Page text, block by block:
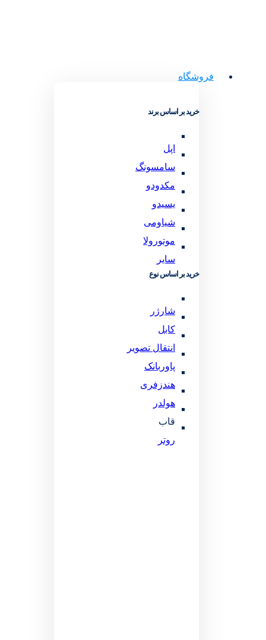
فروشگاه
خرید بر اساس برند
اپل
سامسونگ
مکدودو
یسیدو
شیاومی
موتورولا
سایر
خرید بر اساس نوع
شارژر
کابل
انتقال تصویر
پاوربانک
هندزفری
هولدر
قاب
روتر